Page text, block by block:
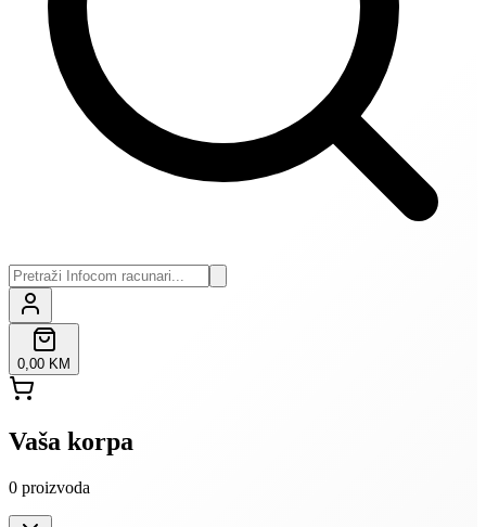
0,00 KM
Vaša korpa
0 proizvoda